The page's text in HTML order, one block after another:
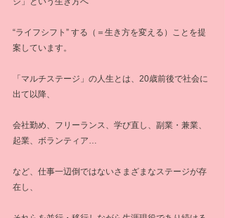
“ライフシフト” する（＝生き方を変える）ことを提
案しています。
「マルチステージ」の人生とは、20歳前後で社会に
出て以降、
会社勤め、フリーランス、学び直し、副業・兼業、
起業、ボランティア…
など、仕事一辺倒ではないさまざまなステージが存
在し、